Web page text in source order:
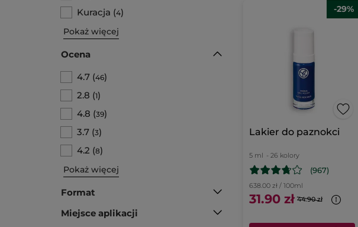
Kuracja (4)
Pokaż więcej
Ocena
4.7 (46)
2.8 (1)
4.8 (39)
3.7 (3)
4.2 (8)
Pokaż więcej
Format
Miejsce aplikacji
-29%
Lakier do paznokci
5 ml - 26 kolory
(967)
638.00 zł / 100ml
31.90 zł 44.90 zł